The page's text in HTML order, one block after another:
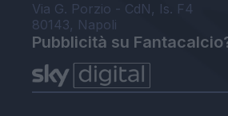
Via G. Porzio - CdN, Is. F4
80143, Napoli
Pubblicità su